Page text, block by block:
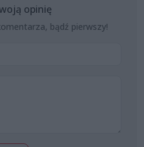
opinię
bądź pierwszy!